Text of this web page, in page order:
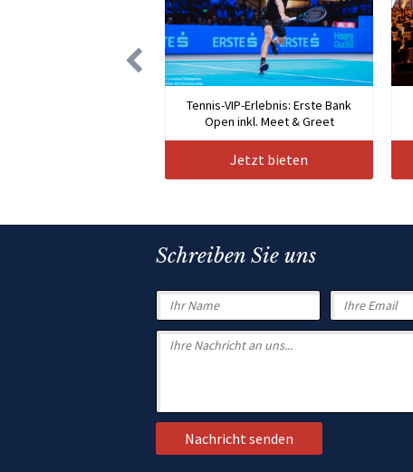
Tennis-VIP-Erlebnis: Erste Bank
Open inkl. Meet & Greet
Jetzt bieten
Schreiben Sie uns